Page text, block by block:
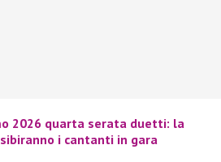
2026 quarta serata duetti: la
i cantanti in gara